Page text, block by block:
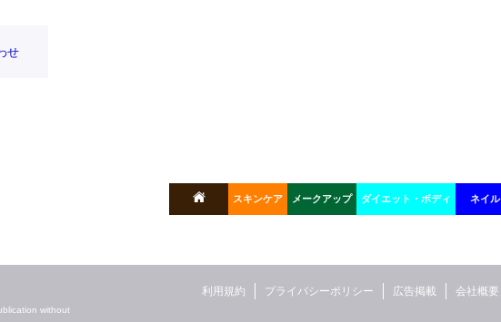
せ
スキンケア メークアップ ダイエット・ボディ ネイル
without
会社概要
広告掲載
プライバシーポリシー
利用規約